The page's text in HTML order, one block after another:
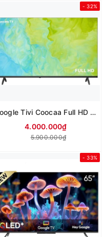
- 32%
Google Tivi Coocaa Full HD 43 Inch 43Z73
4.000.000₫
5.900.000₫
- 33%